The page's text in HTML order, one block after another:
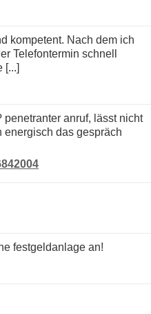
Telefontermin schnell
[...]
energisch das gespräch
festgeldanlage an!